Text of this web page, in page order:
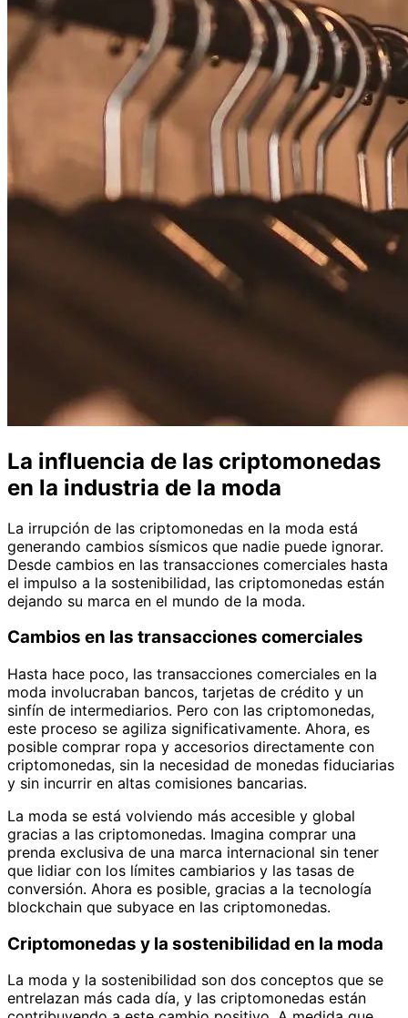
La influencia de las criptomonedas
en la industria de la moda
La irrupción de las criptomonedas en la moda está
generando cambios sísmicos que nadie puede ignorar.
Desde cambios en las transacciones comerciales hasta
el impulso a la sostenibilidad, las criptomonedas están
dejando su marca en el mundo de la moda.
Cambios en las transacciones comerciales
Hasta hace poco, las transacciones comerciales en la
moda involucraban bancos, tarjetas de crédito y un
sinfín de intermediarios. Pero con las criptomonedas,
este proceso se agiliza significativamente. Ahora, es
posible comprar ropa y accesorios directamente con
criptomonedas, sin la necesidad de monedas fiduciarias
y sin incurrir en altas comisiones bancarias.
La moda se está volviendo más accesible y global
gracias a las criptomonedas. Imagina comprar una
prenda exclusiva de una marca internacional sin tener
que lidiar con los límites cambiarios y las tasas de
conversión. Ahora es posible, gracias a la tecnología
blockchain que subyace en las criptomonedas.
Criptomonedas y la sostenibilidad en la moda
La moda y la sostenibilidad son dos conceptos que se
entrelazan más cada día, y las criptomonedas están